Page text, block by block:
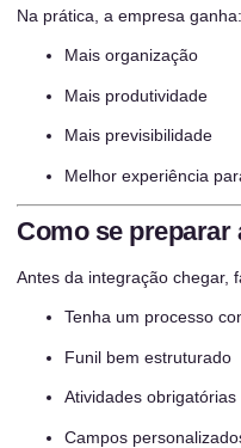
Na prática, a empresa ganha:
Mais organização
Mais produtividade
Mais previsibilidade
Melhor experiência
Como se preparar
Antes da integração chegar,
Tenha um processo
Funil bem estruturado
Atividades obrigatórias
Campos